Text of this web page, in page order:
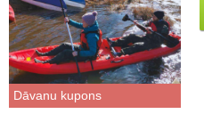
Dāvanu kupons